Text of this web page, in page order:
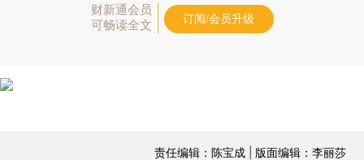
财新通会员
可畅读全文
订阅/会员升级
责任编辑：陈宝成 | 版面编辑：李丽莎